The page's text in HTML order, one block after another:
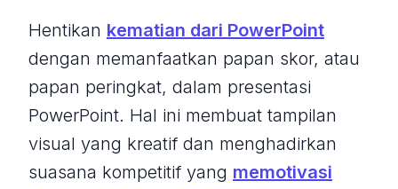
Hentikan kematian dari PowerPoint
dengan memanfaatkan papan skor, atau
papan peringkat, dalam presentasi
PowerPoint. Hal ini membuat tampilan
visual yang kreatif dan menghadirkan
suasana kompetitif yang memotivasi